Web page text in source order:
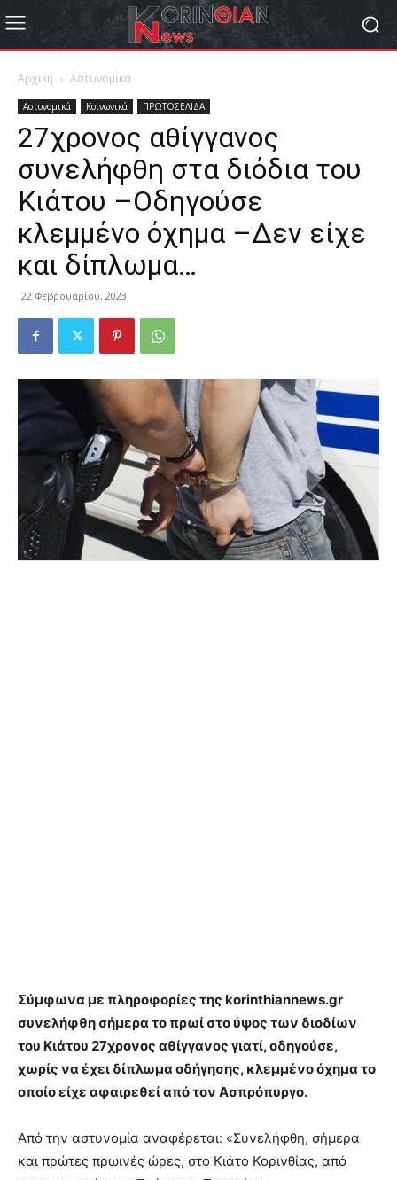
Αρχική Αστυνομικά
Αστυνομικά Κοινωνικά ΠΡΩΤΟΣΕΛΙΔΑ
27χρονος αθίγγανος
συνελήφθη στα διόδια του
Κιάτου –Οδηγούσε
κλεμμένο όχημα –Δεν είχε
και δίπλωμα…
22 Φεβρουαρίου, 2023
Σύμφωνα με πληροφορίες της korinthiannews.gr
συνελήφθη σήμερα το πρωί στο ύψος των διοδίων
του Κιάτου 27χρονος αθίγγανος γιατί, οδηγούσε,
χωρίς να έχει δίπλωμα οδήγησης, κλεμμένο όχημα το
οποίο είχε αφαιρεθεί από τον Ασπρόπυργο.
Από την αστυνομία αναφέρεται: «Συνελήφθη, σήμερα
και πρώτες πρωινές ώρες, στο Κιάτο Κορινθίας, από